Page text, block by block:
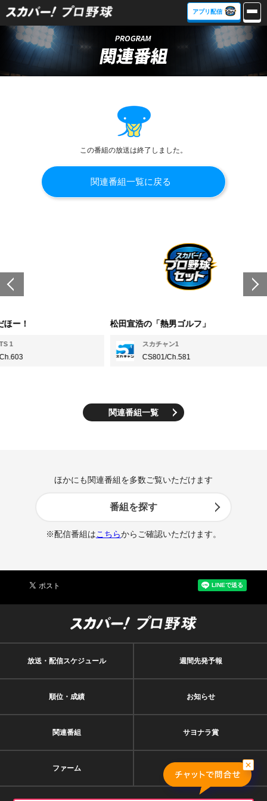
アプリ配信
この番組の放送は終了しました。
関連番組一覧に戻る
松田宣浩の「熱男ゴルフ」
スカチャン1
CS801/Ch.581
関連番組一覧
ほかにも関連番組を多数ご覧いただけます
番組を探す
※配信番組はこちらからご確認いただけます。
放送・配信スケジュール 週間先発予報
順位・成績 お知らせ
関連番組 サヨナラ賞
ファーム